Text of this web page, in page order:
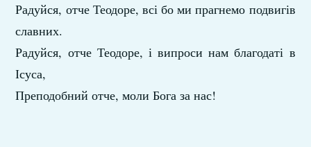
Радуйся, отче Теодоре, всі бо ми прагнемо подвигів
славних.
Радуйся, отче Теодоре, і випроси нам благодаті в
Ісуса,
Преподобний отче, моли Бога за нас!